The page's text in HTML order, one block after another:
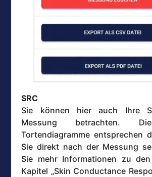
SRC
Sie können hier auch Ihre
Messung betrachten.
Tortendiagramme entsprechen
Sie direkt nach der Messung
Sie mehr Informationen zu
Kapitel „Skin Conductance